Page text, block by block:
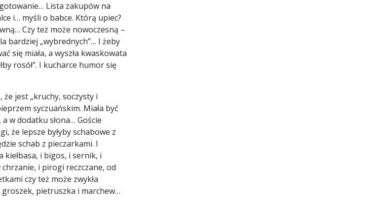
Lista zakupów na
i… myśli o babce. Którą upiec?
Czy też może nowoczesną –
bardziej „wybrednych”… I żeby
się miała, a wyszła kwaskowata
rosół”. I kucharce humor się
jest „kruchy, soczysty i
syczuańskim. Miała być
w dodatku słona… Goście
że lepsze byłyby schabowe z
schab z pieczarkami. I
kiełbasa, i bigos, i sernik, i
i pirogi reczczane, od
czy też może zwykła
pietruszka i marchew…